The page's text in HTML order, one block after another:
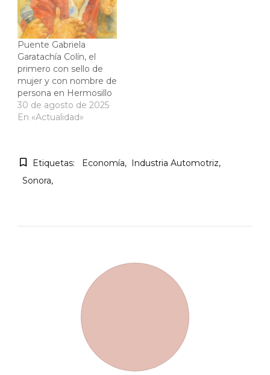
Puente Gabriela
Garatachía Colín, el
primero con sello de
mujer y con nombre de
persona en Hermosillo
30 de agosto de 2025
En «Actualidad»
Etiquetas: Economía
Industria Automotriz
Sonora